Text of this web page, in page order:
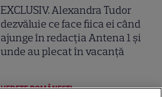
EXCLUSIV. Alexandra Tudor
dezvăluie ce face fiica ei când
ajunge în redacția Antena 1 și
unde au plecat în vacanță
VEDETE ROMÂNEŞTI